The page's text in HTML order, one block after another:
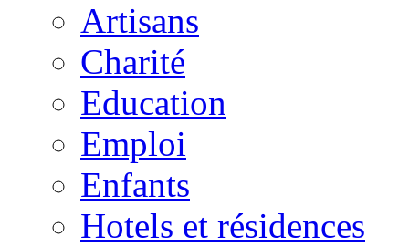
Artisans
Charité
Education
Emploi
Enfants
Hotels et résidences